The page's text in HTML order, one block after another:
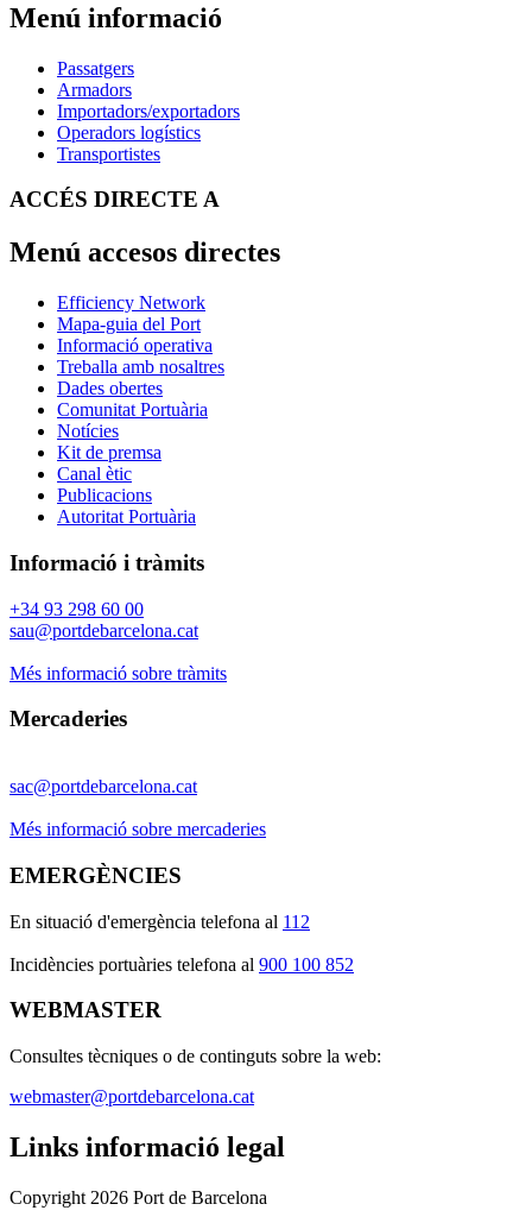
Menú informació
Passatgers
Armadors
Importadors/exportadors
Operadors logístics
Transportistes
ACCÉS DIRECTE A
Menú accesos directes
Efficiency Network
Mapa-guia del Port
Informació operativa
Treballa amb nosaltres
Dades obertes
Comunitat Portuària
Notícies
Kit de premsa
Canal ètic
Publicacions
Autoritat Portuària
Informació i tràmits
+34 93 298 60 00
sau@portdebarcelona.cat
Més informació sobre tràmits
Mercaderies
sac@portdebarcelona.cat
Més informació sobre mercaderies
EMERGÈNCIES
En situació d'emergència telefona al 112
Incidències portuàries telefona al 900 100 852
WEBMASTER
Consultes tècniques o de continguts sobre la web:
webmaster@portdebarcelona.cat
Links informació legal
Copyright 2026 Port de Barcelona